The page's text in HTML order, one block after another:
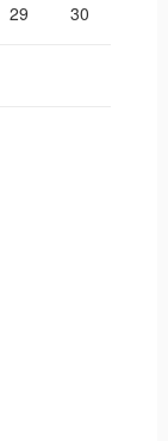
29 30